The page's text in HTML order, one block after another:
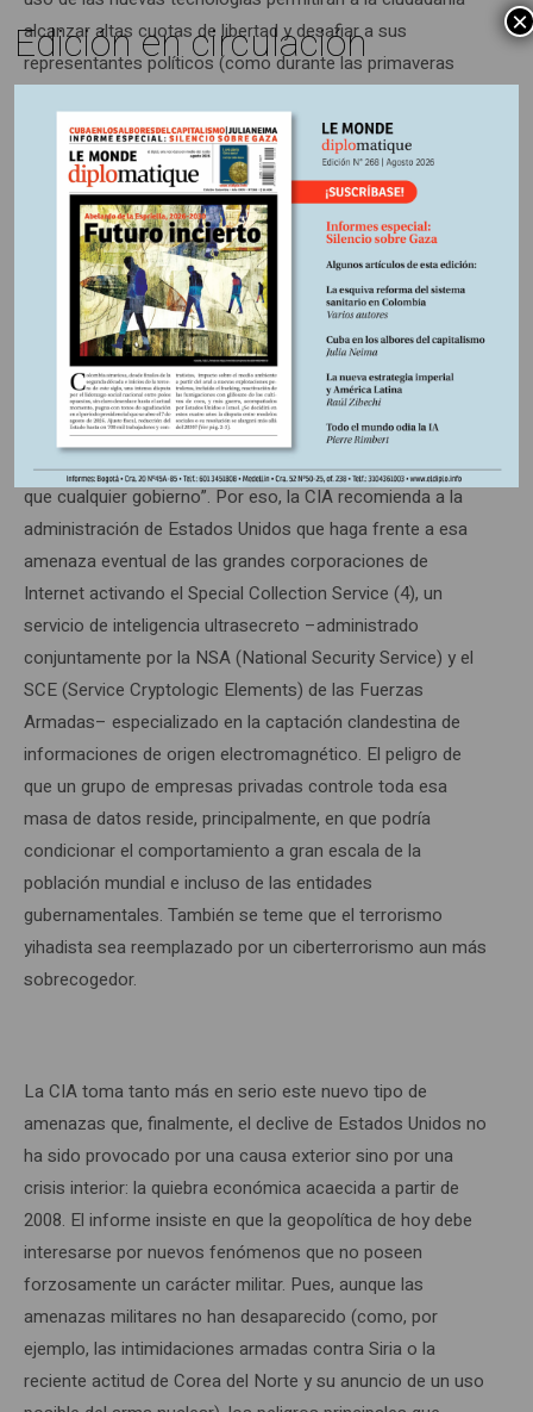
alcanzar altas cuotas de libertad y desafiar a sus
representantes políticos (como durante las primaveras
los autores del informe, estas mismas herramientas
electrónicas proporcionarán a los gobiernos “una
capacidad sin precedentes para vigilar a sus ciudadanos”
“La tecnología –añaden los analistas de Global Trends
2030– continuará siendo el gran nivelador, y los futuros
magnates de Internet, como podría ser el caso de los de
Google y Facebook, poseen montañas enteras de bases de
datos, y manejan en tiempo real mucha más información
que cualquier gobierno”. Por eso, la CIA recomienda a la
administración de Estados Unidos que haga frente a esa
amenaza eventual de las grandes corporaciones de
Internet activando el Special Collection Service (4), un
servicio de inteligencia ultrasecreto –administrado
conjuntamente por la NSA (National Security Service) y el
SCE (Service Cryptologic Elements) de las Fuerzas
Armadas– especializado en la captación clandestina de
informaciones de origen electromagnético. El peligro de
que un grupo de empresas privadas controle toda esa
masa de datos reside, principalmente, en que podría
condicionar el comportamiento a gran escala de la
población mundial e incluso de las entidades
gubernamentales. También se teme que el terrorismo
yihadista sea reemplazado por un ciberterrorismo aun más
sobrecogedor.
La CIA toma tanto más en serio este nuevo tipo de
amenazas que, finalmente, el declive de Estados Unidos no
ha sido provocado por una causa exterior sino por una
crisis interior: la quiebra económica acaecida a partir de
2008. El informe insiste en que la geopolítica de hoy debe
interesarse por nuevos fenómenos que no poseen
forzosamente un carácter militar. Pues, aunque las
amenazas militares no han desaparecido (como, por
ejemplo, las intimidaciones armadas contra Siria o la
reciente actitud de Corea del Norte y su anuncio de un uso
Edición en circulación ×